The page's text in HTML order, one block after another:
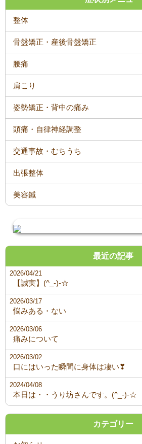
整体
骨盤矯正・産後骨盤矯正
腰痛
肩こり
姿勢矯正・背中の痛み
頭痛・自律神経調整
交通事故・むちうち
出張整体
美容鍼
最近の記事
【誠実】(^_-)-☆
2026/04/21
悩みある・ない
2026/03/17
痛みについて
2026/03/06
口にはいった瞬間に身体は凄い❣
2026/03/02
本日は・・うり坊さんです。(^_-)-☆
2024/04/08
カテゴリー